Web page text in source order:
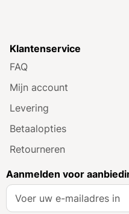
Klantenservice
FAQ
Mijn account
Levering
Betaalopties
Retourneren
Aanmelden voor
A